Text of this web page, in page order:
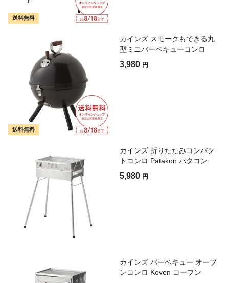
送料無料
送料無料
カインズ スモークもできる丸
型ミニバーベキューコンロ
3,980 円
カインズ 折りたたみコンパク
トコンロ Patakon パタコン
5,980 円
カインズ バーベキュー オーブ
ンコンロ Koven コーブン